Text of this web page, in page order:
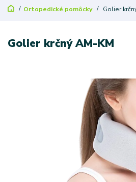
Ortopedické pomôcky Golier
Golier krčný AM-KM